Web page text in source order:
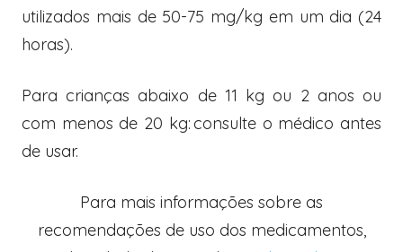
utilizados mais de 50-75 mg/kg em um dia (24
horas).
Para crianças abaixo de 11 kg ou 2 anos ou
com menos de 20 kg: consulte o médico antes
de usar.
Para mais informações sobre as
recomendações de uso dos medicamentos,